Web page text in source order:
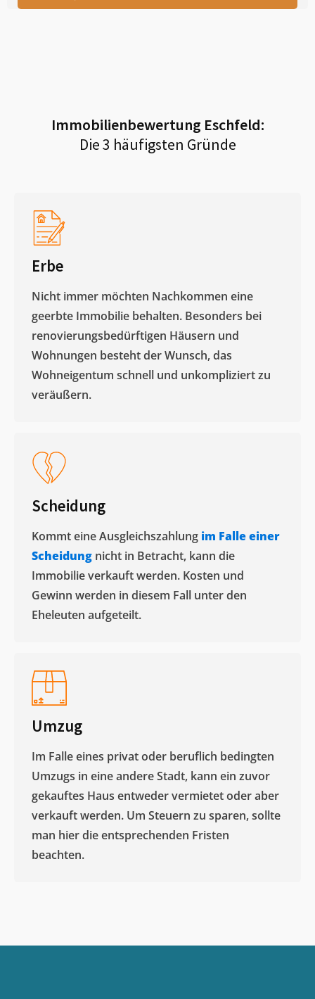
Immobilienbewertung Eschfeld:
Die 3 häufigsten Gründe
Erbe
Nicht immer möchten Nachkommen eine
geerbte Immobilie behalten. Besonders bei
renovierungsbedürftigen Häusern und
Wohnungen besteht der Wunsch, das
Wohneigentum schnell und unkompliziert zu
veräußern. ​
Scheidung
Kommt eine Ausgleichszahlung im Falle einer
Scheidung nicht in Betracht, kann die
Immobilie verkauft werden. Kosten und
Gewinn werden in diesem Fall unter den
Eheleuten aufgeteilt.​
Umzug
Im Falle eines privat oder beruflich bedingten
Umzugs in eine andere Stadt, kann ein zuvor
gekauftes Haus entweder vermietet oder aber
verkauft werden. Um Steuern zu sparen, sollte
man hier die entsprechenden Fristen
beachten.